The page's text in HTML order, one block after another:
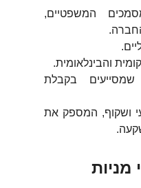
המשפטיים,
והבינלאומית.
בקבלת
ושקוף, המספק את
מניות